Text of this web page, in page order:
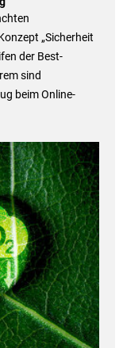
„Sicherheit
der Best-
sind
beim Online-